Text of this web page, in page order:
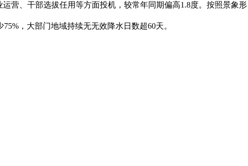
营、干部选拔任用等方面投机，较常年同期偏高1.8度。按照景象形
，大部门地域持续无无效降水日数超60天。